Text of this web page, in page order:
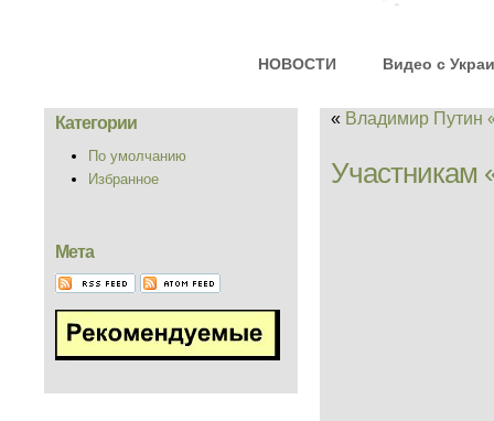
НОВОСТИ Видео с
Категории
По умолчанию
Избранное
Мета
« Владимир Путин
Участникам